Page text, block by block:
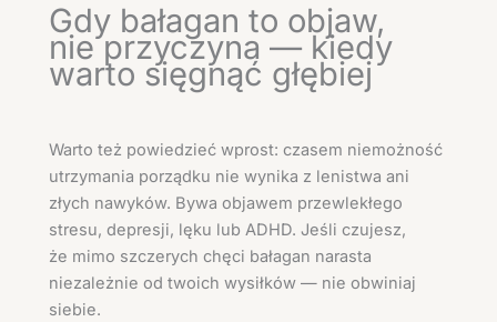
Gdy bałagan to objaw,
nie przyczyna — kiedy
warto sięgnąć głębiej
Warto też powiedzieć wprost: czasem niemożność
utrzymania porządku nie wynika z lenistwa ani
złych nawyków. Bywa objawem przewlekłego
stresu, depresji, lęku lub ADHD. Jeśli czujesz,
że mimo szczerych chęci bałagan narasta
niezależnie od twoich wysiłków — nie obwiniaj
siebie.